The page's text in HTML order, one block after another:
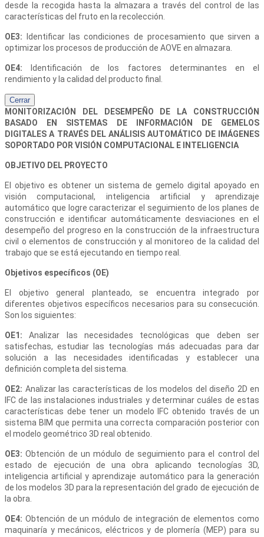
desde la recogida hasta la almazara a través del control de las
características del fruto en la recolección.
OE3:
Identificar las condiciones de procesamiento que sirven a
optimizar los procesos de producción de AOVE en almazara.
OE4:
Identificación de los factores determinantes en el
rendimiento y la calidad del producto final.
Cerrar
MONITORIZACIÓN DEL DESEMPEÑO DE LA CONSTRUCCIÓN
BASADO EN SISTEMAS DE INFORMACIÓN DE GEMELOS
DIGITALES A TRAVÉS DEL ANÁLISIS AUTOMÁTICO DE IMÁGENES
SOPORTADO POR VISIÓN COMPUTACIONAL E INTELIGENCIA
OBJETIVO DEL PROYECTO
El objetivo es obtener un sistema de gemelo digital apoyado en
visión computacional, inteligencia artificial y aprendizaje
automático que logre caracterizar el seguimiento de los planes de
construcción e identificar automáticamente desviaciones en el
desempeño del progreso en la construcción de la infraestructura
civil o elementos de construcción y al monitoreo de la calidad del
trabajo que se está ejecutando en tiempo real.
Objetivos específicos (OE)
El objetivo general planteado, se encuentra integrado por
diferentes objetivos específicos necesarios para su consecución.
Son los siguientes:
OE1: Analizar las necesidades tecnológicas que deben ser
satisfechas, estudiar las tecnologías más adecuadas para dar
solución a las necesidades identificadas y establecer una
definición completa del sistema.
OE2: Analizar las características de los modelos del diseño 2D en
IFC de las instalaciones industriales y determinar cuáles de estas
características debe tener un modelo IFC obtenido través de un
sistema BIM que permita una correcta comparación posterior con
el modelo geométrico 3D real obtenido.
OE3: Obtención de un módulo de seguimiento para el control del
estado de ejecución de una obra aplicando tecnologías 3D,
inteligencia artificial y aprendizaje automático para la generación
de los modelos 3D para la representación del grado de ejecución de
la obra.
OE4: Obtención de un módulo de integración de elementos como
maquinaría y mecánicos, eléctricos y de plomería (MEP) para su